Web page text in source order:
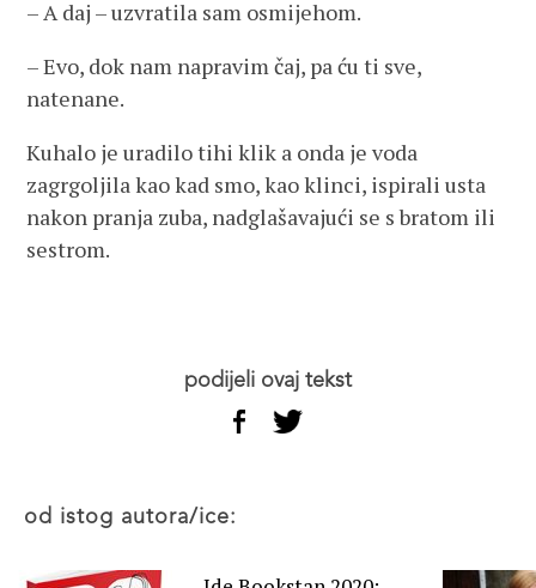
– A daj – uzvratila sam osmijehom.
– Evo, dok nam napravim čaj, pa ću ti sve,
natenane.
Kuhalo je uradilo tihi klik a onda je voda
zagrgoljila kao kad smo, kao klinci, ispirali usta
nakon pranja zuba, nadglašavajući se s bratom ili
sestrom.
podijeli ovaj tekst
od istog autora/ice: